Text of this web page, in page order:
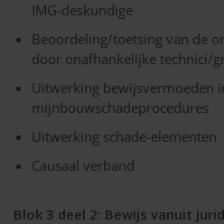
IMG-deskundige
Beoordeling/toetsing van de
door onafhankelijke technici/
Uitwerking bewijsvermoeden
mijnbouwschadeprocedures
Uitwerking schade-elementen
Causaal verband
Blok 3 deel 2: Bewijs vanuit